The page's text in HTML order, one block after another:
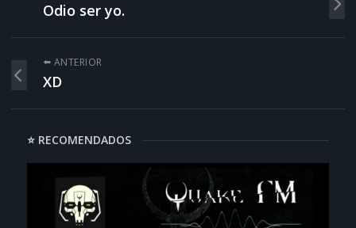
Odio ser yo.
⬅️ ANTERIOR
XD
⭐ RECOMENDADOS